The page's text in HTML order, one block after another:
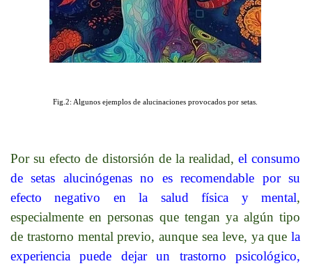
Fig.2: Algunos ejemplos de alucinaciones provocados por setas.
Por su efecto de distorsión de la realidad,el consumo
de setas alucinógenas no es recomendable por su
efecto negativo en la salud física y mental,
especialmente en personas que tengan ya algún tipo
de trastorno mental previo, aunque sea leve, ya quela
experiencia puede dejar un trastorno psicológico,